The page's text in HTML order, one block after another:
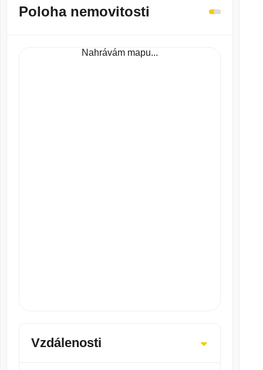
Poloha nemovitosti
Nahrávám mapu...
Vzdálenosti